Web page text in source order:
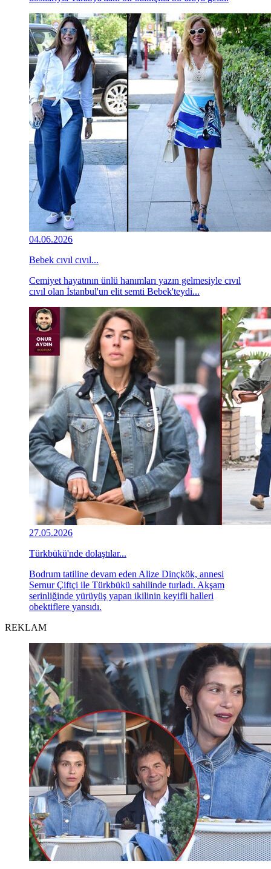
04.06.2026
Bebek cıvıl cıvıl...
Cemiyet hayatının ünlü hanımları yazın gelmesiyle cıvıl
cıvıl olan İstanbul'un elit semti Bebek'teydi...
27.05.2026
Türkbükü'nde dolaştılar...
Bodrum tatiline devam eden Alize Dinçkök, annesi
Sernur Çiftçi ile Türkbükü sahilinde turladı. Akşam
serinliğinde yürüyüş yapan ikilinin keyifli halleri
obektiflere yansıdı.
REKLAM